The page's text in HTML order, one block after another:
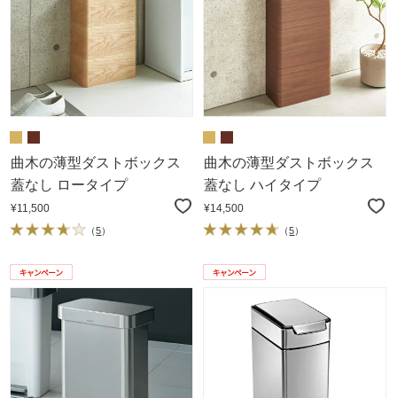
曲木の薄型ダストボックス
蓋なし ロータイプ
¥11,500
（5）
曲木の薄型ダストボックス
蓋なし ハイタイプ
¥14,500
（5）